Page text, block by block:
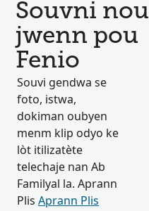
Souvni nou
jwenn pou
Fenio
Souvi gendwa se
foto, istwa,
dokiman oubyen
menm klip odyo ke
lòt itilizatète
telechaje nan Ab
Familyal la. Aprann
Plis Aprann Plis